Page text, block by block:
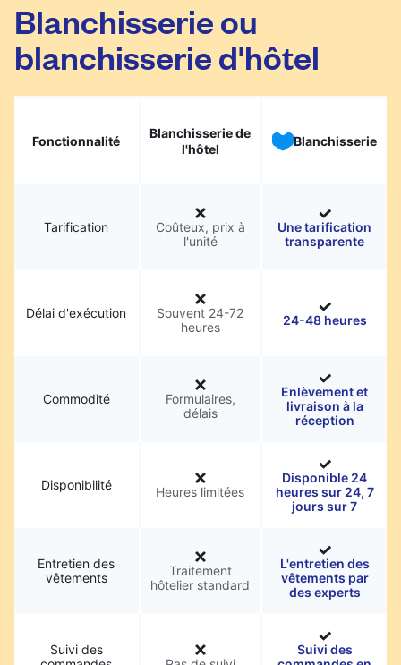
Blanchisserie ou
blanchisserie d'hôtel
Fonctionnalité
Blanchisserie de
l'hôtel
Blanchisserie
Tarification
Coûteux, prix à
l'unité
Une tarification
transparente
Délai d'exécution
Souvent 24-72
heures
24-48 heures
Commodité
Formulaires,
délais
Enlèvement et
livraison à la
réception
Disponibilité Heures limitées
Disponible 24
heures sur 24, 7
jours sur 7
Entretien des
vêtements
Traitement
hôtelier standard
L'entretien des
vêtements par
des experts
Suivi des
Suivi des